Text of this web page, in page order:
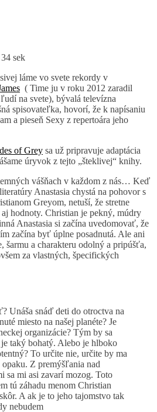
sek
láme vo svete rekordy v
( Time ju v roku 2012 zaradil
na svete), bývalá televízna
spisovateľka, hovorí, že k napísaniu
a pieseň Sexy z repertoára jeho
of Grey sa už pripravuje adaptácia
úryvok z tejto „šteklivej“ knihy.
vášňach v každom z nás… Keď
Anastasia chystá na pohovor s
Greyom, netuší, že stretne
hodnoty. Christian je pekný, múdry
Anastasia si začína uvedomovať, že
začína byť úplne posadnutá. Ale ani
šarmu a charakteru odolný a pripúšťa,
za vlastných, špecifických
Unáša snáď deti do otroctva na
miesto na našej planéte? Je
organizácie? Tým by sa
taký bohatý. Alebo je hlboko
To určite nie, určite by ma
Z premýšľania nad
sa mi asi zavarí mozog. Toto
tú záhadu menom Christian
A ak je to jeho tajomstvo tak
nebudem